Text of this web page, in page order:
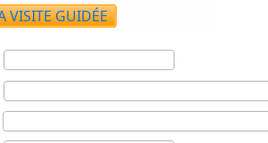
VISITE GUIDÉE